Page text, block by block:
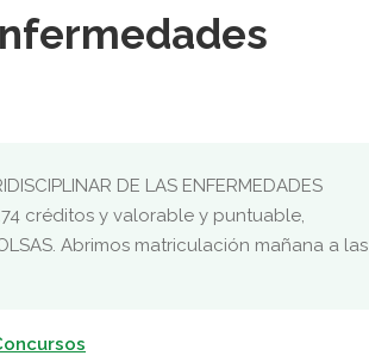
DE LAS ENFERMEDADES
créditos y valorable y puntuable,
Abrimos matriculación mañana a las